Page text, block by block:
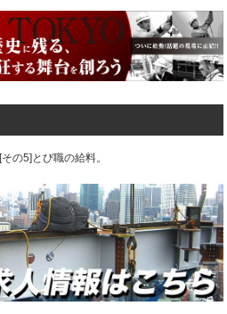
[その5]とび職の給料。